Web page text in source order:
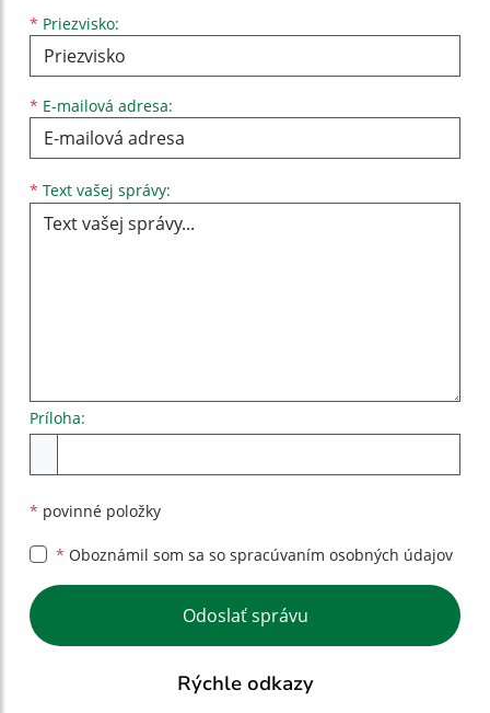
* Priezvisko:
* E-mailová adresa:
* Text vašej správy:
Príloha:
* povinné položky
* Oboznámil som sa so spracúvaním osobných údajov
Google reCaptcha Response
Odoslať správu
Rýchle odkazy